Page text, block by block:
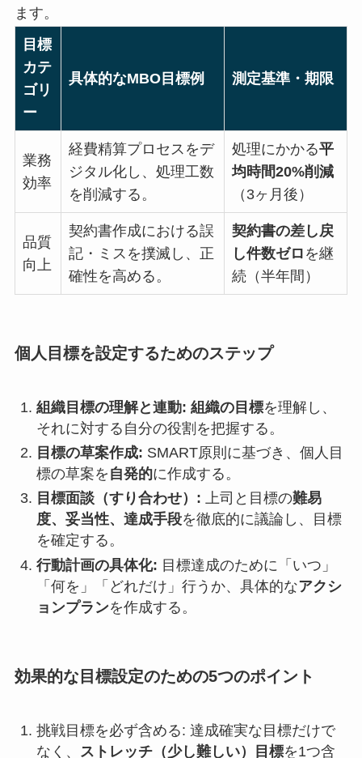
ます。
目標
カテ
ゴリ
ー
具体的なMBO目標例 測定基準・期限
業務
効率
経費精算プロセスをデ
ジタル化し、処理工数
を削減する。
処理にかかる平
均時間20%削減
（3ヶ月後）
品質
向上
契約書作成における誤
記・ミスを撲滅し、正
確性を高める。
契約書の差し戻
し件数ゼロ を継
続（半年間）
個人目標を設定するためのステップ
組織目標の理解と連動: 組織の目標を理解し、
それに対する自分の役割を把握する。
目標の草案作成: SMART原則に基づき、個人目
標の草案を 自発的に作成する。
目標面談（すり合わせ）: 上司と目標の難易
度、妥当性、達成手段を徹底的に議論し、目標
を確定する。
行動計画の具体化: 目標達成のために「いつ」
「何を」「どれだけ」行うか、具体的なアクシ
ョンプランを作成する。
効果的な目標設定のための5つのポイント
挑戦目標を必ず含める: 達成確実な目標だけで
なく、
ストレッチ（少し難しい）目標を1つ含